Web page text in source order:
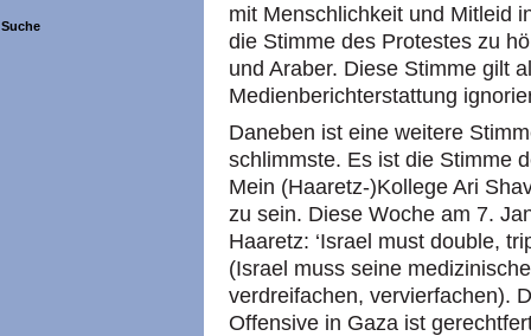
Suche
mit Menschlichkeit und Mitleid
die Stimme des Protestes zu
und Araber. Diese Stimme gilt
Medienberichterstattung
Daneben ist eine weitere
schlimmste. Es ist die Stimme
Mein (Haaretz-)Kollege Ari
zu sein. Diese Woche am 7.
Haaretz: ‘Israel must double,
(Israel muss seine
verdreifachen, vervierfachen).
Offensive in Gaza ist